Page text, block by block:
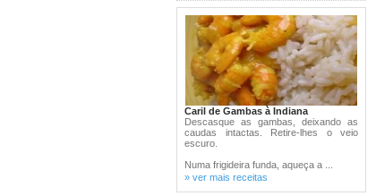
Caril de Gambas à Indiana
Descasque as gambas, deixando as
caudas intactas. Retire-lhes o veio
escuro.
Numa frigideira funda, aqueça a ...
» ver mais receitas